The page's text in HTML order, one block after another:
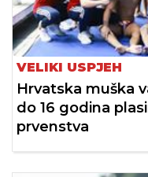
VELIKI USPJEH
Hrvatska muška
do 16 godina
prvenstva